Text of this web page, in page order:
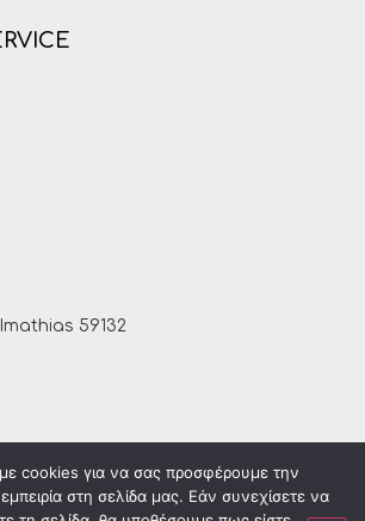
59132
cookies για να σας προσφέρουμε την
στη σελίδα μας. Εάν συνεχίσετε να